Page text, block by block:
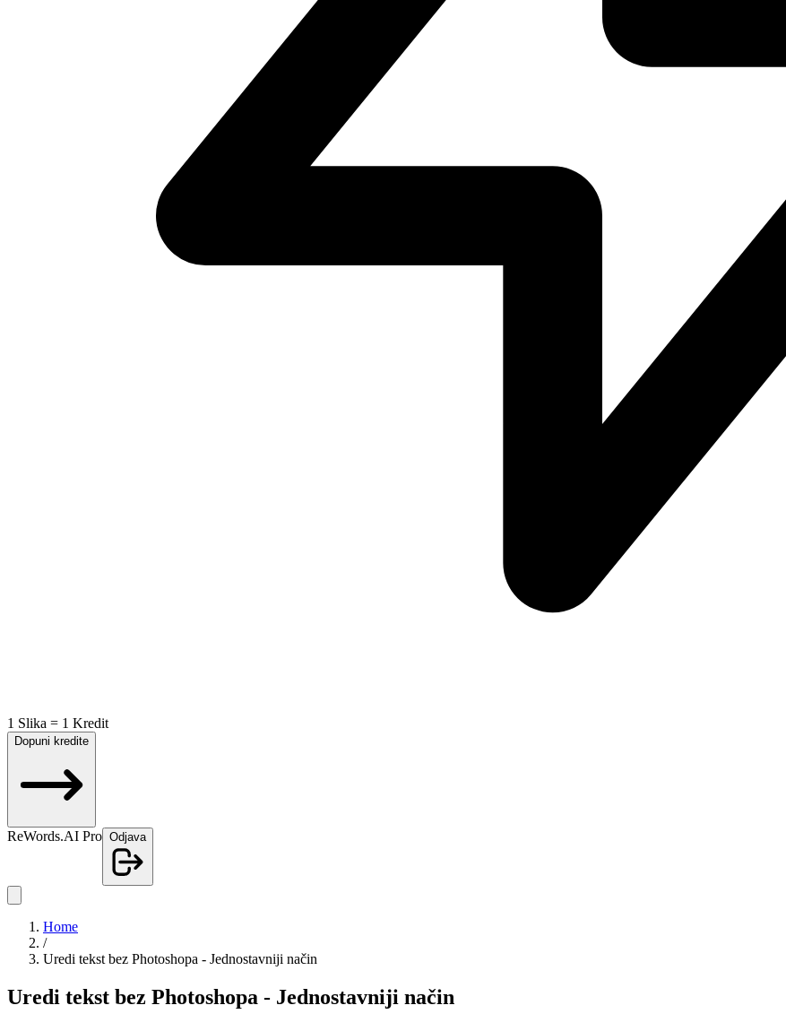
1 Slika = 1 Kredit
Dopuni kredite
ReWords.AI Pro Odjava
Home
/
Uredi tekst bez Photoshopa - Jednostavniji način
Uredi tekst bez Photoshopa - Jednostavniji način